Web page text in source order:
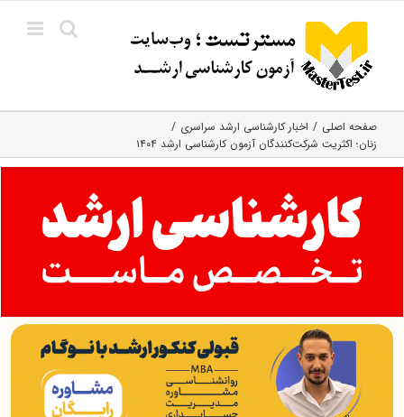
content
صفحه اصلی
اخبار کارشناسی ارشد سراسری
زنان؛ اکثریت شرکت‌کنندگان آزمون کارشناسی ارشد ۱۴۰۴